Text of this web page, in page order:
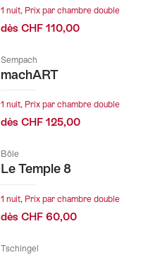
1 nuit, Prix par chambre double
dès CHF 110,00
Sempach
machART
1 nuit, Prix par chambre double
dès CHF 125,00
Bôle
Le Temple 8
1 nuit, Prix par chambre double
dès CHF 60,00
Tschingel